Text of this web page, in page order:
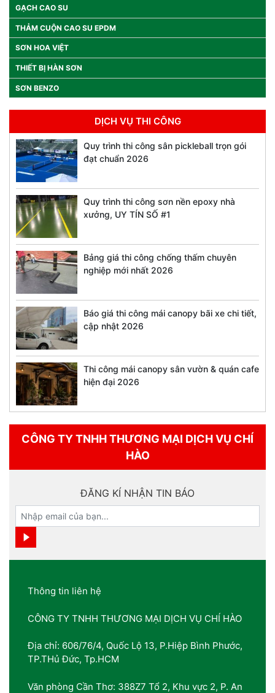
GẠCH CAO SU
THẢM CUỘN CAO SU EPDM
SƠN HOA VIỆT
THIẾT BỊ HÀN SƠN
SƠN BENZO
DỊCH VỤ THI CÔNG
Quy trình thi công sân pickleball trọn gói
đạt chuẩn 2026
Quy trình thi công sơn nền epoxy nhà
xưởng, UY TÍN SỐ #1
Bảng giá thi công chống thấm chuyên
nghiệp mới nhất 2026
Báo giá thi công mái canopy bãi xe chi tiết,
cập nhật 2026
Thi công mái canopy sân vườn & quán cafe
hiện đại 2026
CÔNG TY TNHH THƯƠNG MẠI DỊCH VỤ CHÍ
HÀO
ĐĂNG KÍ NHẬN TIN BÁO
Thông tin liên hệ
CÔNG TY TNHH THƯƠNG MẠI DỊCH VỤ CHÍ HÀO
Địa chỉ: 606/76/4, Quốc Lộ 13, P.Hiệp Bình Phước,
TP.THủ Đức, Tp.HCM
Văn phòng Cần Thơ: 388Z7 Tổ 2, Khu vực 2, P. An